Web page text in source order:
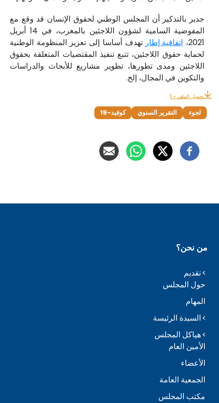
جدير بالتذكير أن المجلس الوطني لحقوق الإنسان قد وقع مع
المفوضية السامية لشؤون اللاجئين بالمغرب، في 14 أبريل
2021، اتفاقية إطار تهدف أساسا إلى تعزيز المنظومة الوطنية
لحماية حقوق اللاجئين، تتبع تنفيذ المقتضيات المتعلقة بحقوق
اللاجئين ومدى تطورها، تطوير مشاريع للأبحاث والدراسات
والتكوين في المجال، إلخ.
تحميل الملف - 1
لجوء التقرير السنوي كوفيد-19
من نحن؟
تقديم
حول المجلس
المهام
السيدة الرئيسة
هياكل المجلس
الأمين العام
الأعضاء
الجمعية العامة
مكتب المجلس